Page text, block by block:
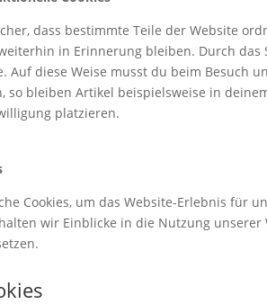
dass bestimmte Teile der Website
in Erinnerung bleiben. Durch
Auf diese Weise musst du beim Besuch
so bleiben Artikel beispielsweise in
platzieren.
Cookies, um das Website-Erlebnis für
wir Einblicke in die Nutzung